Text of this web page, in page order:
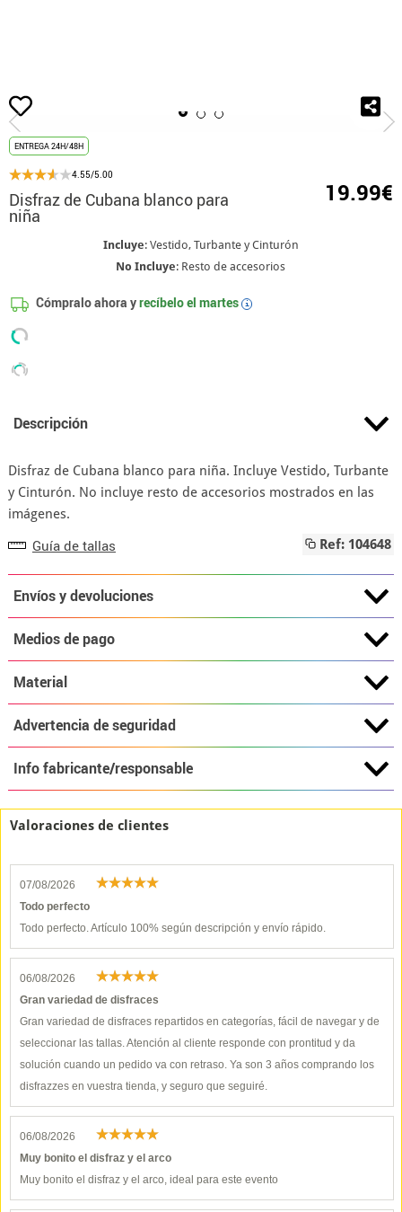
Inicio Disfraz de Cubana
ENTREGA 24H/48H
4.55/5.00
Disfraz de Cubana blanco para
niña
19.99€
Incluye: Vestido, Turbante y Cinturón
No Incluye: Resto de accesorios
Cómpralo ahora yrecíbelo el martes i
Descripción
Disfraz de Cubana blanco para niña. Incluye Vestido, Turbante
y Cinturón. No incluye resto de accesorios mostrados en las
imágenes.
Guía de tallas Ref: 104648
Envíos y devoluciones
Medios de pago
Material
Advertencia de seguridad
Info fabricante/responsable
Valoraciones de clientes
07/08/2026
Todo perfecto
Todo perfecto. Artículo 100% según descripción y envío rápido.
06/08/2026
Gran variedad de disfraces
Gran variedad de disfraces repartidos en categorías, fácil de navegar y de
seleccionar las tallas. Atención al cliente responde con prontitud y da
solución cuando un pedido va con retraso. Ya son 3 años comprando los
disfrazzes en vuestra tienda, y seguro que seguiré.
06/08/2026
Muy bonito el disfraz y el arco
Muy bonito el disfraz y el arco, ideal para este evento